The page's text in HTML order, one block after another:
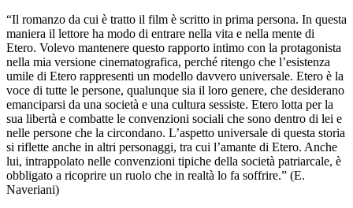
“Il romanzo da cui è tratto il film è scritto in prima persona. In questa
maniera il lettore ha modo di entrare nella vita e nella mente di
Etero. Volevo mantenere questo rapporto intimo con la protagonista
nella mia versione cinematografica, perché ritengo che l’esistenza
umile di Etero rappresenti un modello davvero universale. Etero è la
voce di tutte le persone, qualunque sia il loro genere, che desiderano
emanciparsi da una società e una cultura sessiste. Etero lotta per la
sua libertà e combatte le convenzioni sociali che sono dentro di lei e
nelle persone che la circondano. L’aspetto universale di questa storia
si riflette anche in altri personaggi, tra cui l’amante di Etero. Anche
lui, intrappolato nelle convenzioni tipiche della società patriarcale, è
obbligato a ricoprire un ruolo che in realtà lo fa soffrire.” (E.
Naveriani)